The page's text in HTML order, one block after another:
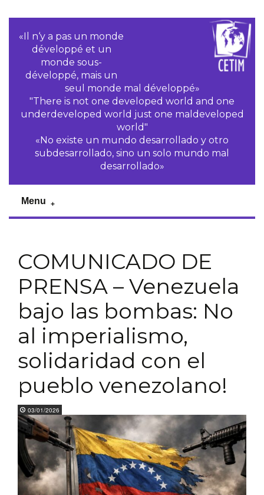
«Il n‘y a pas un monde
développé et un
monde sous-
développé, mais un
seul monde mal développé»
"There is not one developed world and one
underdeveloped world just one maldeveloped
world"
«No existe un mundo desarrollado y otro
subdesarrollado, sino un solo mundo mal
desarrollado»
Menu
COMUNICADO DE
PRENSA – Venezuela
bajo las bombas: No
al imperialismo,
solidaridad con el
pueblo venezolano!
03/01/2026